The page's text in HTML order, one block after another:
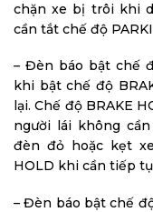
chặn xe bị trôi khi
cần tắt chế độ
– Đèn báo bật chế
khi bật chế độ
lại. Chế độ BRAKE
người lái không
đèn đỏ hoặc kẹt
HOLD khi cần tiếp
– Đèn báo bật chế